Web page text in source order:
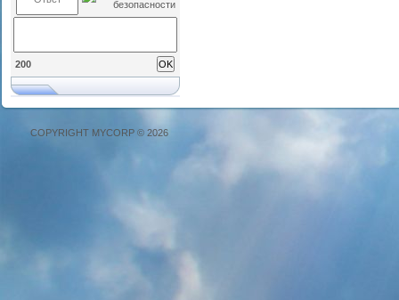
200
COPYRIGHT MYCORP © 2026